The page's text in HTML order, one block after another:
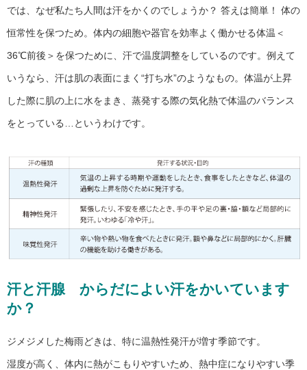
では、なぜ私たち人間は汗をかくのでしょうか？ 答えは簡単！ 体の
恒常性を保つため。体内の細胞や器官を効率よく働かせる体温＜
36℃前後＞を保つために、汗で温度調整をしているのです。例えて
いうなら、汗は肌の表面にまく“打ち水”のようなもの。体温が上昇
した際に肌の上に水をまき、蒸発する際の気化熱で体温のバランス
をとっている…というわけです。
汗と汗腺 からだによい汗をかいています
か？
ジメジメした梅雨どきは、特に温熱性発汗が増す季節です。
湿度が高く、体内に熱がこもりやすいため、熱中症になりやすい季